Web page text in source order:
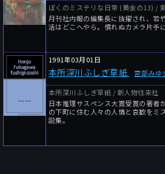
ぼくのミステリな日常 (黄金の13) /
月刊社内報の編集長に抜擢され、若
活はどこへやら。慣れぬカメラ片手
1991年03月01日
本所深川ふしぎ草紙 宮部みゆ
本所深川ふしぎ草紙 / 新人物往来社
日本推理サスペンス大賞受賞の著者
の下町に住む人々の人情と哀歓をミ
説集。